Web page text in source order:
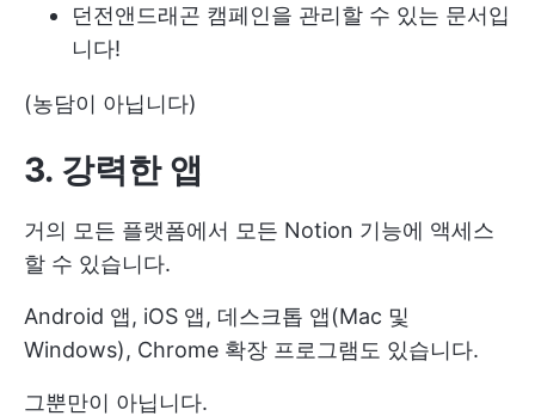
던전앤드래곤 캠페인을 관리할 수 있는 문서입
니다!
(농담이 아닙니다)
3. 강력한 앱
거의 모든 플랫폼에서 모든 Notion 기능에 액세스
할 수 있습니다.
Android 앱, iOS 앱, 데스크톱 앱(Mac 및
Windows), Chrome 확장 프로그램도 있습니다.
그뿐만이 아닙니다.